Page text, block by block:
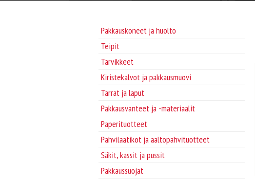
Pakkauskoneet ja huolto
Teipit
Tarvikkeet
Kiristekalvot ja pakkausmuovi
Tarrat ja laput
Pakkausvanteet ja -materiaalit
Paperituotteet
Pahvilaatikot ja aaltopahvituotteet
Säkit, kassit ja pussit
Pakkaussuojat